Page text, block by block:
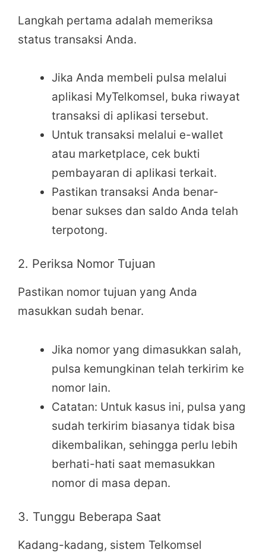
Langkah pertama adalah memeriksa
status transaksi Anda.
Jika Anda membeli pulsa melalui
aplikasi MyTelkomsel, buka riwayat
transaksi di aplikasi tersebut.
Untuk transaksi melalui e-wallet
atau marketplace, cek bukti
pembayaran di aplikasi terkait.
Pastikan transaksi Anda benar-
benar sukses dan saldo Anda telah
terpotong.
2. Periksa Nomor Tujuan
Pastikan nomor tujuan yang Anda
masukkan sudah benar.
Jika nomor yang dimasukkan salah,
pulsa kemungkinan telah terkirim ke
nomor lain.
Catatan: Untuk kasus ini, pulsa yang
sudah terkirim biasanya tidak bisa
dikembalikan, sehingga perlu lebih
berhati-hati saat memasukkan
nomor di masa depan.
3. Tunggu Beberapa Saat
Kadang-kadang, sistem Telkomsel